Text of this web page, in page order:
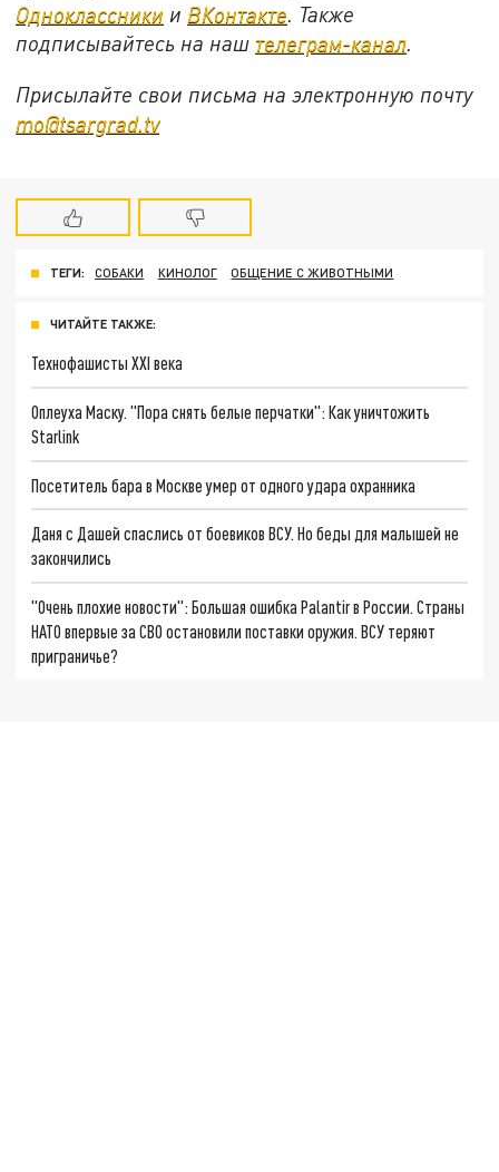
Одноклассники и ВКонтакте. Также
подписывайтесь на наш телеграм-канал.
Присылайте свои письма на электронную почту
mo@tsargrad.tv
ТЕГИ: СОБАКИ КИНОЛОГ ОБЩЕНИЕ С ЖИВОТНЫМИ
ЧИТАЙТЕ ТАКЖЕ:
Технофашисты XXI века
Оплеуха Маску. "Пора снять белые перчатки": Как уничтожить
Starlink
Посетитель бара в Москве умер от одного удара охранника
Даня с Дашей спаслись от боевиков ВСУ. Но беды для малышей не
закончились
"Очень плохие новости": Большая ошибка Palantir в России. Страны
НАТО впервые за СВО остановили поставки оружия. ВСУ теряют
приграничье?